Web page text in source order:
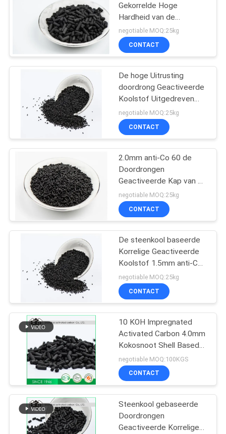
POLICY
Gekorrelde Hoge
Hardheid van de
Koolstof Duidelijke
Dichtheid 500~660g/L
negotiable MOQ:25kg
CONTACT
De hoge Uitrusting
doordrong Geactiveerde
Koolstof Uitgedreven
Grootte 1.3mm van
Korrelpartical
negotiable MOQ:25kg
CONTACT
2.0mm anti-Co 60 de
Doordrongen
Geactiveerde Kap van de
de Busbrandtrap van de
Koolstofverpakking Zelf
- redder
negotiable MOQ:25kg
CONTACT
De steenkool baseerde
Korrelige Geactiveerde
Koolstof 1.5mm anti-Co
80 Brandtrapkap Zelf -
redder
negotiable MOQ:25kg
CONTACT
10 KOH Impregnated
Activated Carbon 4.0mm
Kokosnoot Shell Based
Gas/Waterreiniging
negotiable MOQ:100KGS
CONTACT
Steenkool gebaseerde
Doordrongen
Geactiveerde Korrelige